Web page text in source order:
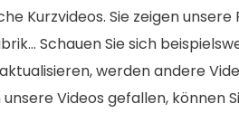
Kurzvideos. Sie zeigen unsere
Schauen Sie sich
werden andere
Videos gefallen, können